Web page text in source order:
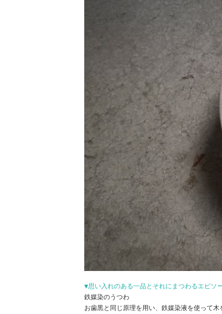
▼思い入れのある一品とそれにまつわるエピソ
鉄媒染のうつわ
お歯黒と同じ原理を用い、鉄媒染液を使って